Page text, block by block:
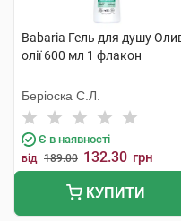
Babaria Гель для душу
олії 600 мл 1 флакон
Беріоска С.Л.
Є в наявності
від 189.00 132.30 грн
КУПИТИ